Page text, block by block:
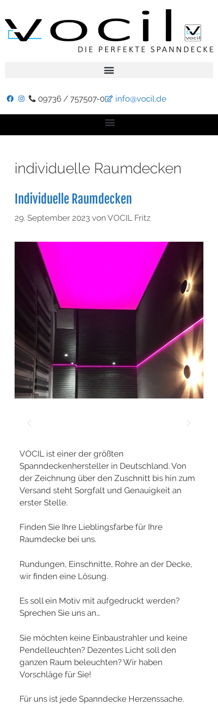
09736 / 757507-0 info@vocil.de
individuelle Raumdecken
Individuelle Raumdecken
29. September 2023 von VOCIL Fritz
VOCIL ist einer der größten
Spanndeckenhersteller in Deutschland. Von
der Zeichnung über den Zuschnitt bis hin zum
Versand steht Sorgfalt und Genauigkeit an
erster Stelle.
Finden Sie Ihre Lieblingsfarbe für Ihre
Raumdecke bei uns.
Rundungen, Einschnitte, Rohre an der Decke,
wir finden eine Lösung.
Es soll ein Motiv mit aufgedruckt werden?
Sprechen Sie uns an…
Sie möchten keine Einbaustrahler und keine
Pendelleuchten? Dezentes Licht soll den
ganzen Raum beleuchten? Wir haben
Vorschläge für Sie!
Für uns ist jede Spanndecke Herzenssache.